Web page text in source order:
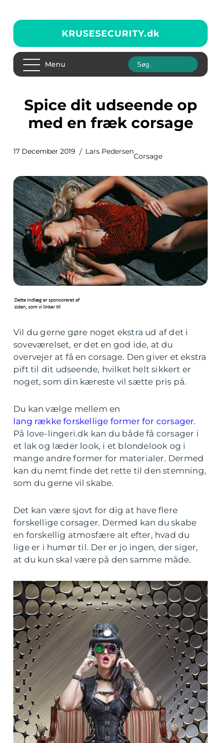
KRUSESECURITY.dk
Menu
Spice dit udseende op
med en fræk corsage
17 December 2019 Lars Pedersen
Corsage
Vil du gerne gøre noget ekstra ud af det i
soveværelset, er det en god ide, at du
overvejer at få en corsage. Den giver et ekstra
pift til dit udseende, hvilket helt sikkert er
noget, som din kæreste vil sætte pris på.
Du kan vælge mellem en
lang række forskellige former for corsager.
På love-lingeri.dk kan du både få corsager i
et lak og læder look, i et blondelook og i
mange andre former for materialer. Dermed
kan du nemt finde det rette til den stemning,
som du gerne vil skabe.
Det kan være sjovt for dig at have flere
forskellige corsager. Dermed kan du skabe
en forskellig atmosfære alt efter, hvad du
lige er i humør til. Der er jo ingen, der siger,
at du kun skal være på den samme måde.